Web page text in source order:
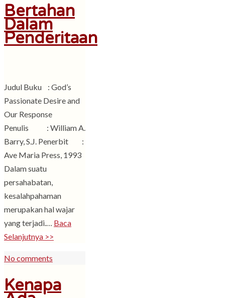
Bertahan
Dalam
Penderitaan
Judul Buku : God’s
Passionate Desire and
Our Response
Penulis : William A.
Barry, S.J. Penerbit :
Ave Maria Press, 1993
Dalam suatu
persahabatan,
kesalahpahaman
merupakan hal wajar
yang terjadi.… Baca
Selanjutnya >>
No comments
Kenapa